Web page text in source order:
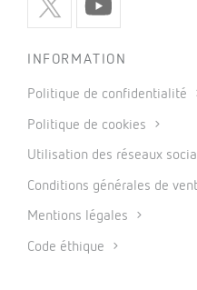
INFORMATION
Politique de confidentialité
Politique de cookies
Utilisation des réseaux
Conditions générales de
Mentions légales
Code éthique